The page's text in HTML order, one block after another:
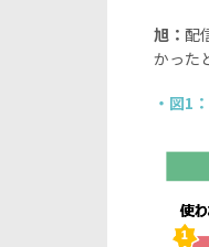
旭： 配
かった
・図1